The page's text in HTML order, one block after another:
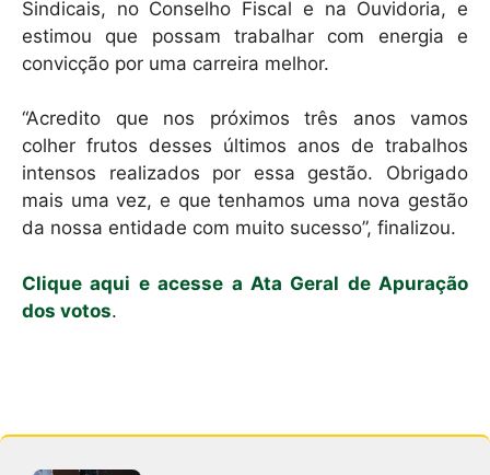
Sindicais, no Conselho Fiscal e na Ouvidoria, e
estimou que possam trabalhar com energia e
convicção por uma carreira melhor.
“Acredito que nos próximos três anos vamos
colher frutos desses últimos anos de trabalhos
intensos realizados por essa gestão. Obrigado
mais uma vez, e que tenhamos uma nova gestão
da nossa entidade com muito sucesso”, finalizou.
Clique aqui e acesse a Ata Geral de Apuração
dos votos.